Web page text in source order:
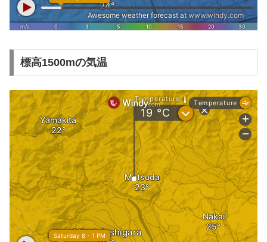
標高1500mの気温